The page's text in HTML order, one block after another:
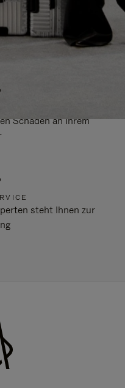
und sorgfältig
Schäden an Ihrem
steht Ihnen zur